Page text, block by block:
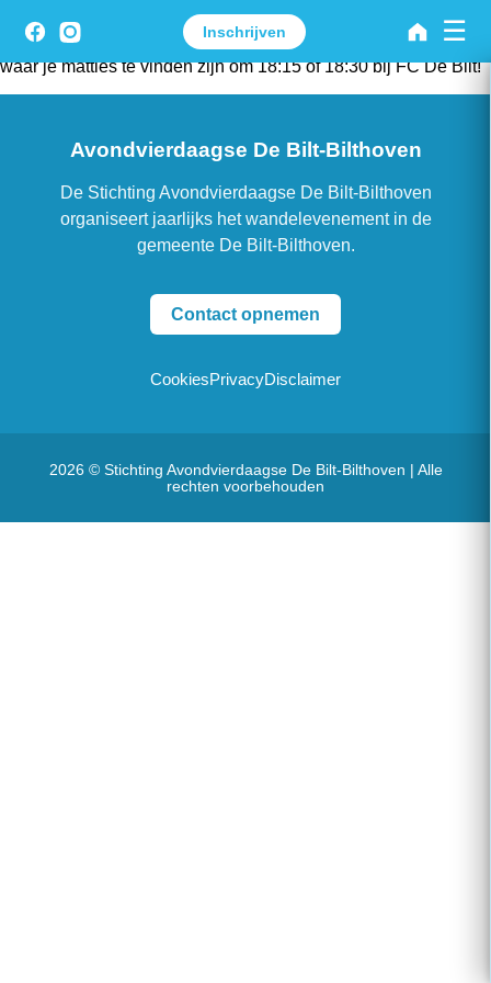
Inschrijven ☰
De startnummers zijn bekend! Vind je groep of school en de
afstand die jij loopt bij het juiste startnummer, zodat je weet
waar je matties te vinden zijn om 18:15 of 18:30 bij FC De Bilt!
Avondvierdaagse De Bilt-Bilthoven
De Stichting Avondvierdaagse De Bilt-Bilthoven
organiseert jaarlijks het wandelevenement in de
gemeente De Bilt-Bilthoven.
Contact opnemen
CookiesPrivacyDisclaimer
2026 © Stichting Avondvierdaagse De Bilt-Bilthoven | Alle
rechten voorbehouden